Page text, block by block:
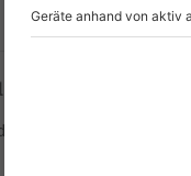
Veranstalter)
Vorteile.